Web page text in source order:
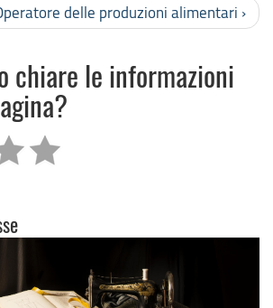
delle produzioni alimentari ›
chiare le informazioni